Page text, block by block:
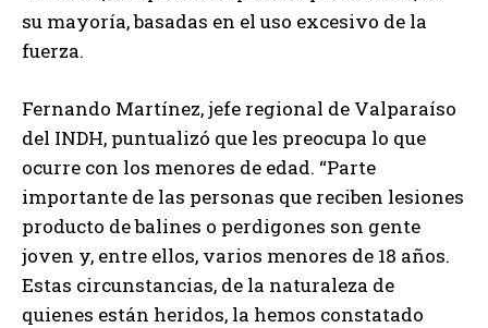
su mayoría, basadas en el uso excesivo de la
fuerza.
Fernando Martínez, jefe regional de Valparaíso
del INDH, puntualizó que les preocupa lo que
ocurre con los menores de edad. “Parte
importante de las personas que reciben lesiones
producto de balines o perdigones son gente
joven y, entre ellos, varios menores de 18 años.
Estas circunstancias, de la naturaleza de
quienes están heridos, la hemos constatado